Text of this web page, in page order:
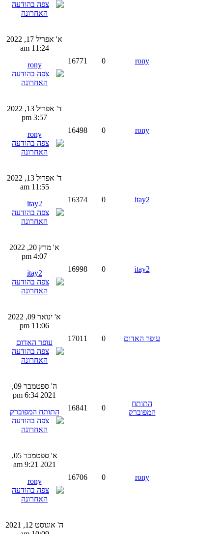
rony
0
16771
א' אפריל 17, 2022
11:24 am
rony
rony
0
16498
ד' אפריל 13, 2022
3:57 pm
rony
itay2
0
16374
ד' אפריל 13, 2022
11:55 am
itay2
itay2
0
16998
א' מרץ 20, 2022
4:07 pm
itay2
עופר האדום 0
17011
א' ינואר 09, 2022
11:06 pm
עופר האדום
התותח
המפוברק
0
16841
ה' ספטמבר 09,
2021 6:34 pm
התותח המפוברק
rony
0
16706
א' ספטמבר 05,
2021 9:21 am
rony
ה' אוגוסט 12, 2021